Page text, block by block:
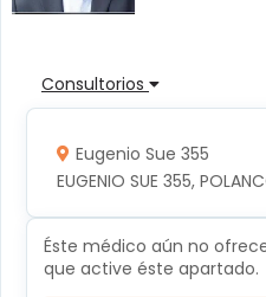
Consultorios
Eugenio Sue 355
EUGENIO SUE 355,
Éste médico aún no
que active éste apartado.